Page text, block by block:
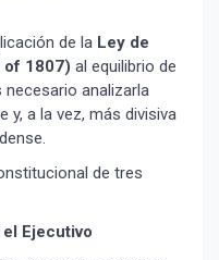
de la Ley de
of 1807) al equilibrio de
analizarla
y, a la vez, más divisiva
de tres
Ejecutivo